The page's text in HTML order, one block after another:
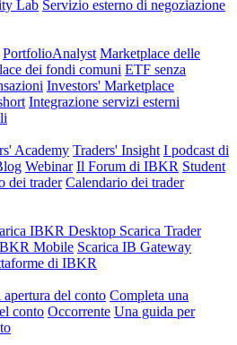
Lab Servizio esterno di negoziazione
PortfolioAnalyst Marketplace delle
dei fondi comuni ETF senza
Investors' Marketplace
Integrazione servizi esterni
Academy Traders' Insight I podcast di
Webinar Il Forum di IBKR Student
dei trader Calendario dei trader
IBKR Desktop Scarica Trader
Mobile Scarica IB Gateway
di IBKR
del conto Completa una
conto Occorrente Una guida per